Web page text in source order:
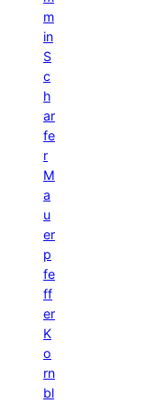
m
in
S
c
h
ar
fe
r
M
a
u
er
p
fe
ff
er
K
o
rn
bl